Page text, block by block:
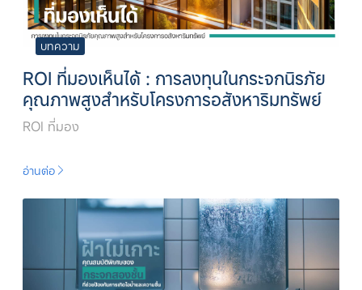
บทความ
ROI ที่มองเห็นได้ : การลงทุนในกระจกนิรภัย
คุณภาพสูงสำหรับโครงการอสังหาริมทรัพย์
ROI ที่มอง
อ่านต่อ